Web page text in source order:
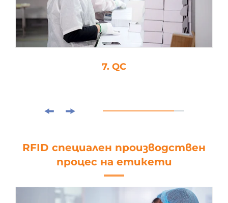
7. QC
RFID специален производствен
процес на етикети